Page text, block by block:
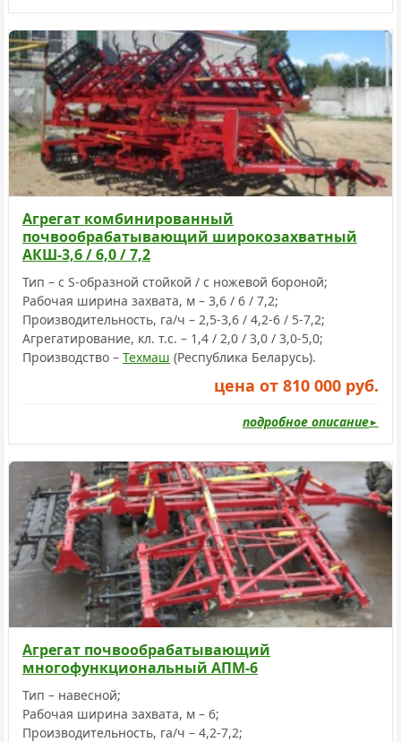
Агрегат комбинированный
почвообрабатывающий широкозахватный
АКШ-3,6 / 6,0 / 7,2
Тип – с S-образной стойкой / с ножевой бороной;
Рабочая ширина захвата, м – 3,6 / 6 / 7,2;
Производительность, га/ч – 2,5-3,6 / 4,2-6 / 5-7,2;
Агрегатирование, кл. т.с. – 1,4 / 2,0 / 3,0 / 3,0-5,0;
Производство – Техмаш (Республика Беларусь).
цена от 810 000 руб.
подробное описание
Агрегат почвообрабатывающий
многофункциональный АПМ-6
Тип – навесной;
Рабочая ширина захвата, м – 6;
Производительность, га/ч – 4,2-7,2;